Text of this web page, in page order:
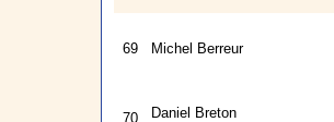
69 Michel Berreur
70 Daniel Breton